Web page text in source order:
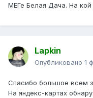
МЕГе Белая Дача. На
Lapkin
Опубликовано 1
Спасибо большое всем
На яндекс-картах